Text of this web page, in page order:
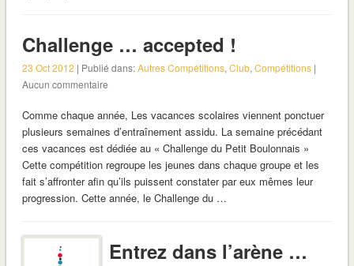
Challenge … accepted !
23 Oct 2012 | Publié dans:Autres Compétitions, Club, Compétitions|
Aucun commentaire
Comme chaque année, Les vacances scolaires viennent ponctuer
plusieurs semaines d’entraînement assidu. La semaine précédant
ces vacances est dédiée au « Challenge du Petit Boulonnais »
Cette compétition regroupe les jeunes dans chaque groupe et les
fait s’affronter afin qu’ils puissent constater par eux mêmes leur
progression. Cette année, le Challenge du …
Entrez dans l’arène …